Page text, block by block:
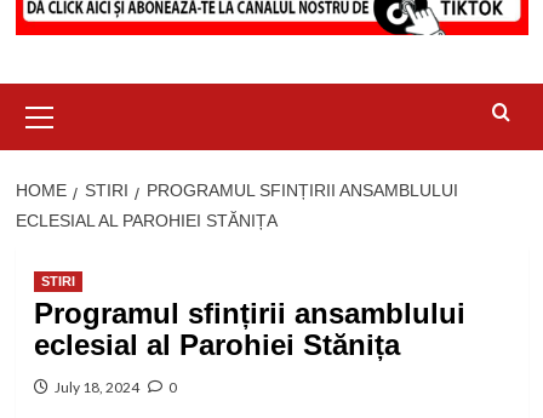
Menu
HOME STIRI
PROGRAMUL SFINȚIRII ANSAMBLULUI
ECLESIAL AL PAROHIEI STĂNIȚA
STIRI
Programul sfințirii ansamblului
eclesial al Parohiei Stănița
July 18, 2024 0